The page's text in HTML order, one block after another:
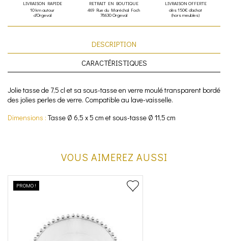
LIVRAISON RAPIDE
10 km autour
d'Orgeval
RETRAIT EN BOUTIQUE
469 Rue du Maréchal Foch
78630 Orgeval
LIVRAISON OFFERTE
dès 150€ d'achat
(hors meubles)
DESCRIPTION
CARACTÉRISTIQUES
Jolie tasse de 7,5 cl et sa sous-tasse en verre moulé transparent bordé
des jolies perles de verre. Compatible au lave-vaisselle.
Dimensions : Tasse Ø 6,5 x 5 cm et sous-tasse Ø 11,5 cm
VOUS AIMEREZ AUSSI
PROMO !